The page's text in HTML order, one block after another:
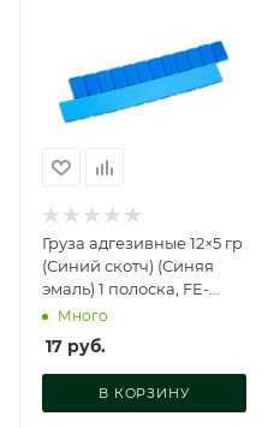
Груза адгезивные 12×5 гр
(Синий скотч) (Синяя
эмаль) 1 полоска, FE-
071BL
Много
17 руб.
В КОРЗИНУ